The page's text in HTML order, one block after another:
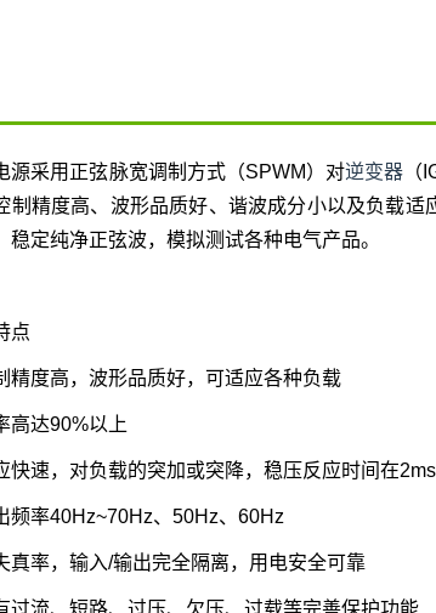
源采用正弦脉宽调制方式（SPWM）对逆变器
制精度高、波形品质好、谐波成分小以及负载
稳定纯净正弦波，模拟测试各种电气产品。
点
度高，波形品质好，可适应各种负载
达90%以上
速，对负载的突加或突降，稳压反应时间在
率40Hz~70Hz、50Hz、60Hz
率，输入/输出完全隔离，用电安全可靠
流、短路、过压、欠压、过载等完善保护功能